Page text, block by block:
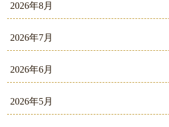
2026年8月
2026年7月
2026年6月
2026年5月